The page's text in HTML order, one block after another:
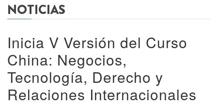
NOTICIAS
Inicia V Versión del Curso
China: Negocios,
Tecnología, Derecho y
Relaciones Internacionales